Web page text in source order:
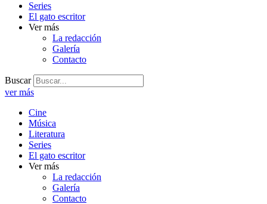
Series
El gato escritor
Ver más
La redacción
Galería
Contacto
Buscar
ver más
Cine
Música
Literatura
Series
El gato escritor
Ver más
La redacción
Galería
Contacto